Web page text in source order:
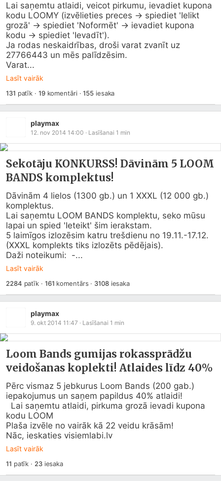
Lai saņemtu atlaidi, veicot pirkumu, ievadiet kupona
kodu LOOMY (izvēlieties preces -> spiediet 'Ielikt
grozā' -> spiediet 'Noformēt' -> ievadiet kupona
kodu -> spiediet 'Ievadīt').
Ja rodas neskaidrības, droši varat zvanīt uz
27766443 un mēs palīdzēsim.
Varat...
Lasīt vairāk
131 patīk · 19komentāri ·155 iesaka
playmax
12. nov 2014 14:00 · Lasīšanai 1 min
Sekotāju KONKURSS! Dāvinām 5 LOOM
BANDS komplektus!
Dāvinām 4 lielos (1300 gb.) un 1 XXXL (12 000 gb.)
komplektus.
Lai saņemtu LOOM BANDS komplektu, seko mūsu
lapai un spied 'Ieteikt' šim ierakstam.
5 laimīgos izlozēsim katru trešdienu no 19.11.-17.12.
(XXXL komplekts tiks izlozēts pēdējais).
Daži noteikumi:  -...
Lasīt vairāk
2284 patīk · 161 komentārs · 3108iesaka
playmax
9. okt 2014 11:47 · Lasīšanai 1 min
Loom Bands gumijas rokassprādžu
veidošanas koplekti! Atlaides līdz 40%
Pērc vismaz 5 jebkurus Loom Bands (200 gab.)
iepakojumus un saņem papildus 40% atlaidi!
kodu LOOM
Plaša izvēle no vairāk kā 22 veidu krāsām!
Nāc, ieskaties visiemlabi.lv
Lasīt vairāk
11 patīk · 23iesaka